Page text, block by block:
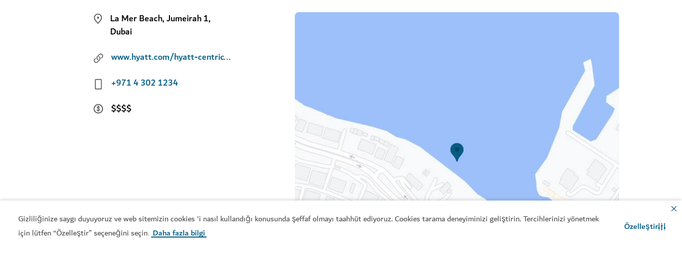
Gizliliğinize saygı duyuyoruz ve web sitemizin cookies 'i nasıl kullandığı konusunda şeffaf olmayı taahhüt ediyoruz. Cookies tarama deneyiminizi geliştirin. Tercihlerinizi yönetmek
için lütfen “Özelleştir” seçeneğini seçin. Daha fazla bilgi Özelleştir
La Mer Beach, Jumeirah 1,
Dubai
www.hyatt.com/hyatt-centric/dxbcl-hyatt-centric-jumeirah-dubai
+971 4 302 1234
$$$$